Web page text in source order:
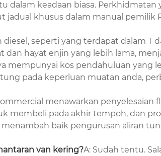
dalam keadaan biasa. Perkhidmatan
jadual khusus dalam manual pemilik
seperti yang terdapat dalam T
hayat enjin yang lebih lama,
mempunyai kos pendahuluan yang
pada keperluan muatan anda,
menawarkan penyelesaian
membeli pada akhir tempoh, dan
baik pengurusan aliran
van kering?A: Sudah tentu.